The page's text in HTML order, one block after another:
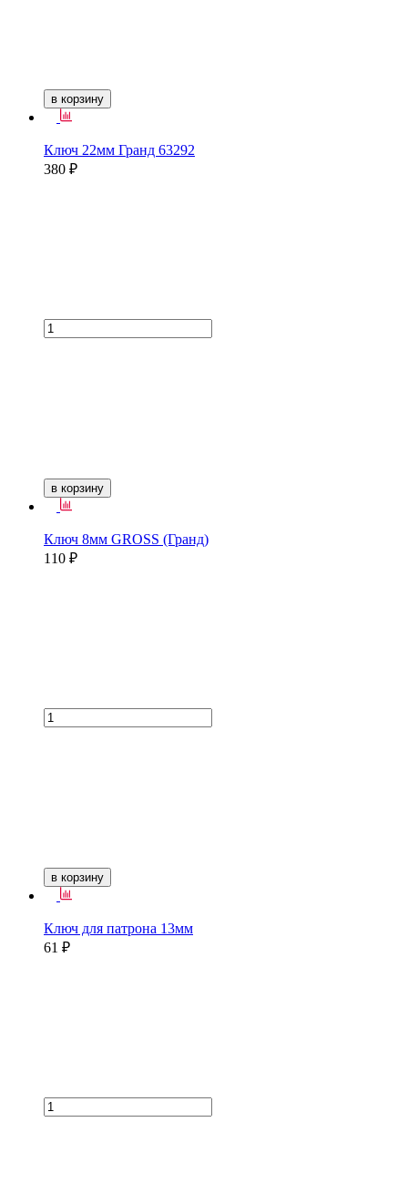
в корзину
Ключ 22мм Гранд 63292
380 ₽
в корзину
Ключ 8мм GROSS (Гранд)
110 ₽
в корзину
Ключ для патрона 13мм
61 ₽